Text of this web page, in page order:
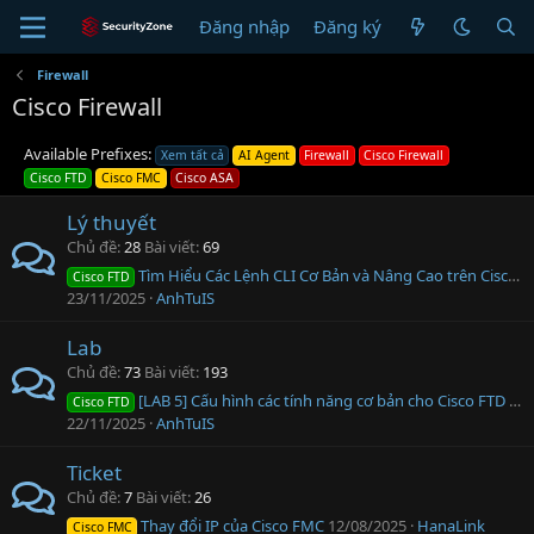
Đăng nhập Đăng ký
Firewall
Cisco Firewall
Available Prefixes: Xem tất cả AI Agent Firewall
Cisco Firewall
Cisco FTD
Cisco FMC Cisco ASA
Lý thuyết
Chủ đề 28 Bài viết 69
Cisco FTD Tìm Hiểu Các Lệnh CLI Cơ Bản và Nâng Cao trên Cisco FTD (Dành cho Troubleshoot)
23/11/2025 AnhTuIS
Lab
Chủ đề 73 Bài viết 193
Cisco FTD
[LAB 5] Cấu hình các tính năng cơ bản cho Cisco FTD (Interface, Routing, Management)
22/11/2025 AnhTuIS
Ticket
Chủ đề 7 Bài viết 26
Cisco FMC Thay đổi IP của Cisco FMC 12/08/2025 HanaLink